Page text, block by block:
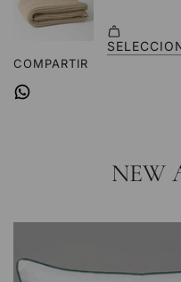
COMPARTIR
NEW